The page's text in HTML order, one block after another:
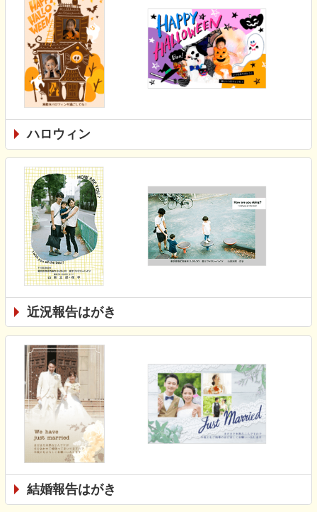
ハロウィン
近況報告はがき
結婚報告はがき